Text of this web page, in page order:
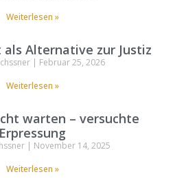
Weiterlesen »
als Alternative zur Justiz
Februar 25, 2026
Weiterlesen »
warten – versuchte
Erpressung
November 14, 2025
Weiterlesen »